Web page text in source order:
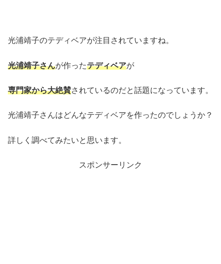
光浦靖子のテディベアが注目されていますね。
光浦靖子さんが作ったテディベアが
専門家から大絶賛されているのだと話題になっています。
光浦靖子さんはどんなテディベアを作ったのでしょうか？
詳しく調べてみたいと思います。
スポンサーリンク